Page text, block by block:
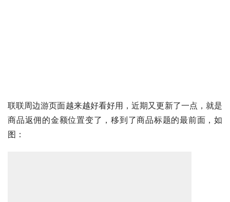
联联周边游页面越来越好看好用，近期又更新了一点，就是
商品返佣的金额位置变了，移到了商品标题的最前面，如
图：